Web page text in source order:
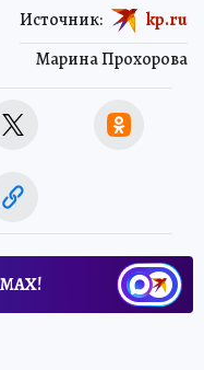
Марина Прохорова
Источник: kp.ru